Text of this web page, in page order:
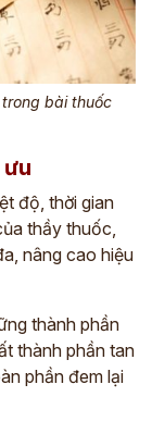
bài thuốc
độ, thời gian
thầy thuốc,
nâng cao hiệu
thành phần
thành phần tan
phần đem lại